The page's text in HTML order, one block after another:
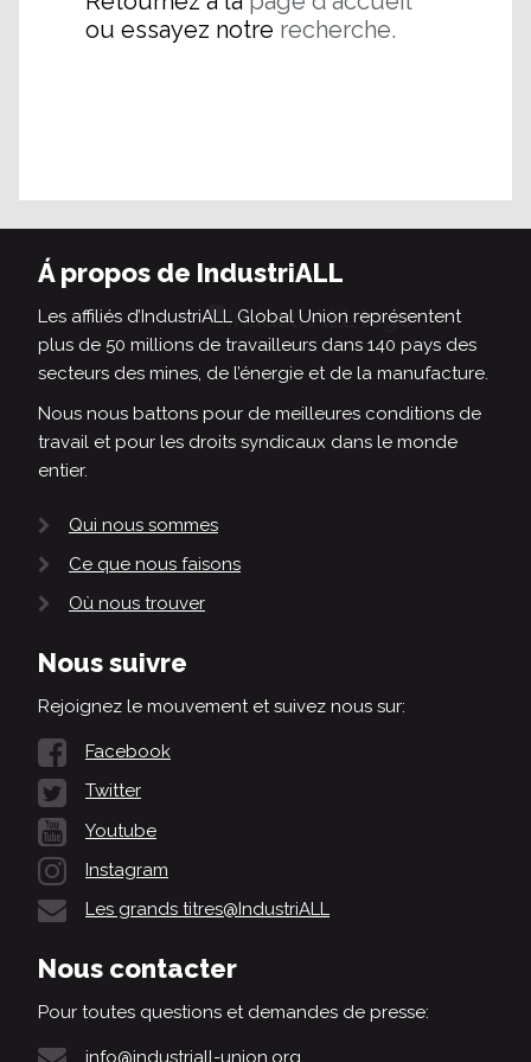
ou essayez notre recherche.
Á propos de IndustriALL
Les affiliés d’IndustriALL Global Union représentent
plus de 50 millions de travailleurs dans 140 pays des
secteurs des mines, de l’énergie et de la manufacture.
Nous nous battons pour de meilleures conditions de
travail et pour les droits syndicaux dans le monde
entier.
Qui nous sommes
Ce que nous faisons
Où nous trouver
Nous suivre
Rejoignez le mouvement et suivez nous sur:
Facebook
Twitter
Youtube
Instagram
Les grands titres@IndustriALL
Nous contacter
Pour toutes questions et demandes de presse:
info@industriall-union.org